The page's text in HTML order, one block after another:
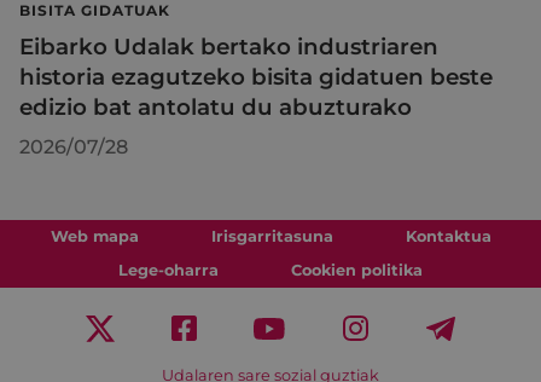
BISITA GIDATUAK
Eibarko Udalak bertako industriaren
historia ezagutzeko bisita gidatuen beste
edizio bat antolatu du abuzturako
2026/07/28
Web mapa Irisgarritasuna
Kontaktua
Lege-oharra
Cookien politika
Udalaren sare sozial guztiak